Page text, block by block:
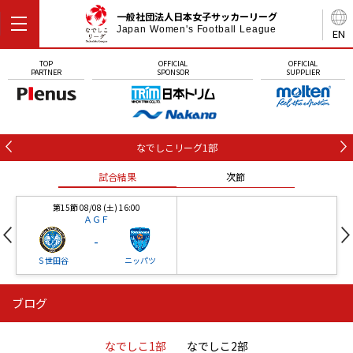
EN
一般社団法人日本女子サッカーリーグ
Japan Women's Football League
TOP
PARTNER
OFFICIAL
SPONSOR
OFFICIAL
SUPPLIER
なでしこリーグ1部
試合結果 次節
第15節 08/08 (土) 16:00
ＡＧＦ
Ｓ世田谷
-
ニッパツ
ニッパツ 石人の星
ブログ
なでしこ1部 なでしこ2部